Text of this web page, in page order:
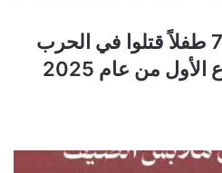
اليونيسف: أكثر من 74 طفلاً قتلوا في الحرب
من عام 2025